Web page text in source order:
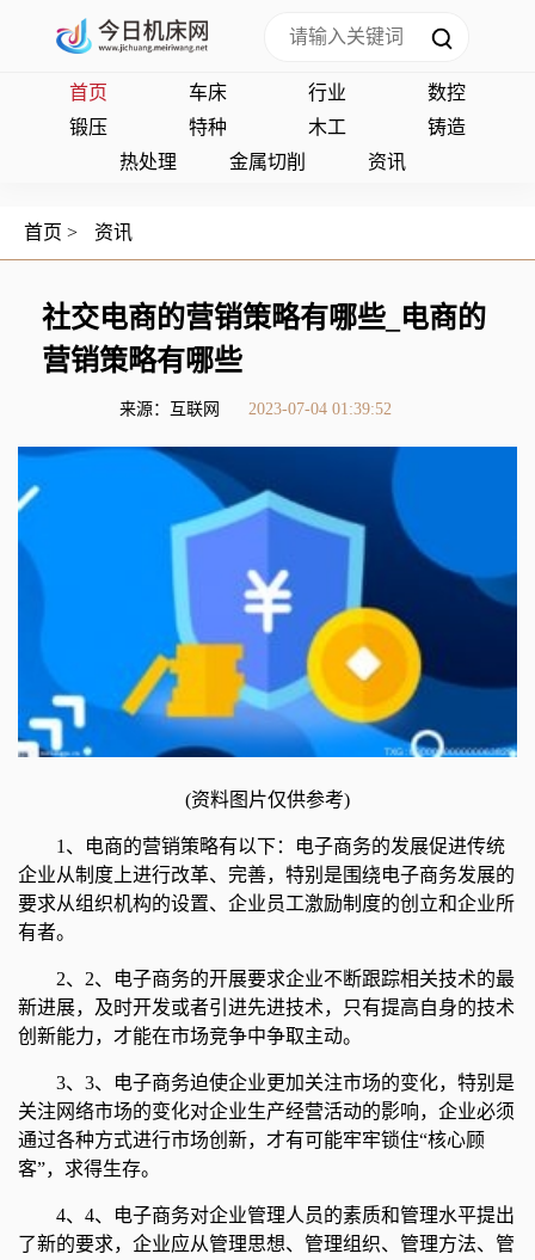
首页 车床 行业
数控
锻压
特种 木工
铸造
热处理
金属切削 资讯
首页 > 资讯
社交电商的营销策略有哪些_电商的
营销策略有哪些
来源：互联网 2023-07-04 01:39:52
(资料图片仅供参考)
1、电商的营销策略有以下：电子商务的发展促进传统
企业从制度上进行改革、完善，特别是围绕电子商务发展的
要求从组织机构的设置、企业员工激励制度的创立和企业所
有者。
2、2、电子商务的开展要求企业不断跟踪相关技术的最
新进展，及时开发或者引进先进技术，只有提高自身的技术
创新能力，才能在市场竞争中争取主动。
3、3、电子商务迫使企业更加关注市场的变化，特别是
关注网络市场的变化对企业生产经营活动的影响，企业必须
通过各种方式进行市场创新，才有可能牢牢锁住“核心顾
客”，求得生存。
4、4、电子商务对企业管理人员的素质和管理水平提出
了新的要求，企业应从管理思想、管理组织、管理方法、管